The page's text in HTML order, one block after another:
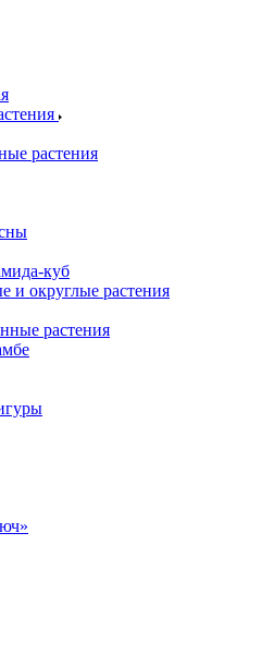
растения
куб
и округлые растения
растения